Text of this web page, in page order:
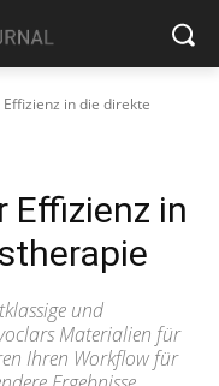
in die direkte
Effizienz in
und
Materialien für
Ihren Workflow für